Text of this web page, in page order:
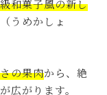
和菓子風の新し
うめかしょ
の果肉から、絶
広がります。